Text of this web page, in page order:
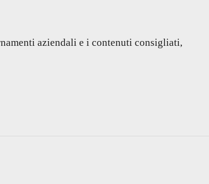
aziendali e i contenuti consigliati,